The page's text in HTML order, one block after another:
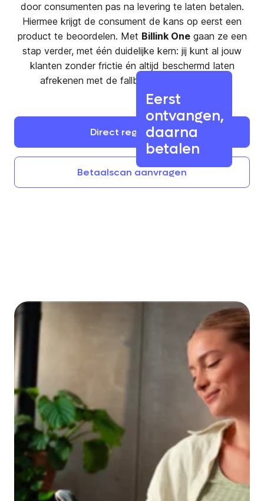
door consumenten pas na levering te laten betalen.
Hiermee krijgt de consument de kans op eerst een
product te beoordelen. Met Billink Onegaan ze een
stap verder, met één duidelijke kern: jij kunt al jouw
klanten zonder frictie én altijd beschermd laten
afrekenen met de fallback flow van Billink.
Direct registreren
Betaalscan aanvragen
Eerst
ontvangen,
daarna
betalen